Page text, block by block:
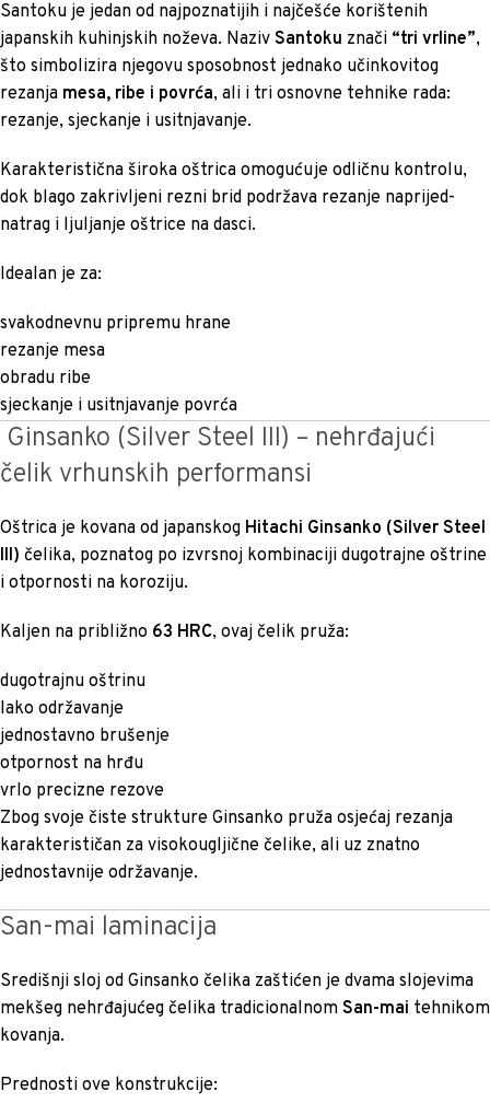
Santoku je jedan od najpoznatijih i najčešće korištenih
japanskih kuhinjskih noževa. Naziv Santoku znači “tri vrline”,
što simbolizira njegovu sposobnost jednako učinkovitog
rezanja mesa, ribe i povrća, ali i tri osnovne tehnike rada:
rezanje, sjeckanje i usitnjavanje.
Karakteristična široka oštrica omogućuje odličnu kontrolu,
dok blago zakrivljeni rezni brid podržava rezanje naprijed-
natrag i ljuljanje oštrice na dasci.
Idealan je za:
svakodnevnu pripremu hrane
rezanje mesa
obradu ribe
sjeckanje i usitnjavanje povrća
Ginsanko (Silver Steel III) – nehrđajući
čelik vrhunskih performansi
Oštrica je kovana od japanskog Hitachi Ginsanko (Silver Steel
III) čelika, poznatog po izvrsnoj kombinaciji dugotrajne oštrine
i otpornosti na koroziju.
Kaljen na približno 63 HRC, ovaj čelik pruža:
dugotrajnu oštrinu
lako održavanje
jednostavno brušenje
otpornost na hrđu
vrlo precizne rezove
Zbog svoje čiste strukture Ginsanko pruža osjećaj rezanja
karakterističan za visokougljične čelike, ali uz znatno
jednostavnije održavanje.
San-mai laminacija
Središnji sloj od Ginsanko čelika zaštićen je dvama slojevima
mekšeg nehrđajućeg čelika tradicionalnom San-mai tehnikom
kovanja.
Prednosti ove konstrukcije: